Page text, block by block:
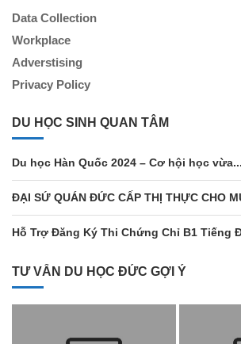
Data Collection
Workplace
Adverstising
Privacy Policy
DU HỌC SINH QUAN TÂM
Du học Hàn Quốc 2024 – Cơ hội học vừa...
ĐẠI SỨ QUÁN ĐỨC CẤP THỊ THỰC CHO
Hỗ Trợ Đăng Ký Thi Chứng Chỉ B1 Tiếng
TƯ VẤN DU HỌC ĐỨC GỢI Ý